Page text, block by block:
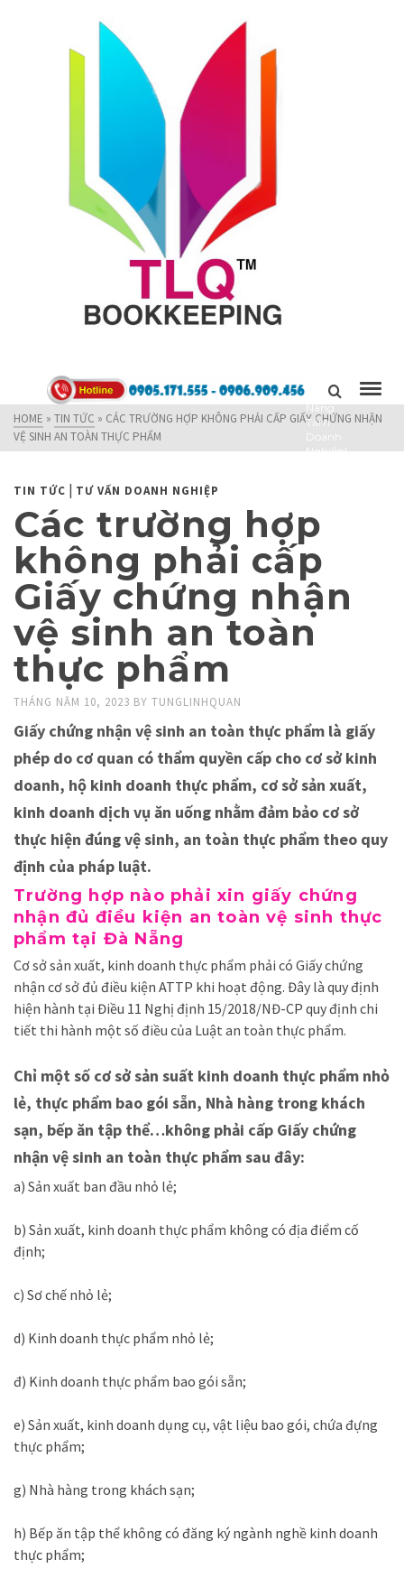
Kết Nối,
Nâng
Tầm
Doanh
Nghiệp!
HOME » TIN TỨC » CÁC TRƯỜNG HỢP KHÔNG PHẢI CẤP GIẤY CHỨNG NHẬN
VỆ SINH AN TOÀN THỰC PHẨM
TIN TỨC | TƯ VẤN DOANH NGHIỆP
Các trường hợp
không phải cấp
Giấy chứng nhận
vệ sinh an toàn
thực phẩm
THÁNG NĂM 10, 2023 BY TUNGLINHQUAN
Giấy chứng nhận vệ sinh an toàn thực phẩm là giấy
phép do cơ quan có thẩm quyền cấp cho cơ sở kinh
doanh, hộ kinh doanh thực phẩm, cơ sở sản xuất,
kinh doanh dịch vụ ăn uống nhằm đảm bảo cơ sở
thực hiện đúng vệ sinh, an toàn thực phẩm theo quy
định của pháp luật.
Trường hợp nào phải xin giấy chứng
nhận đủ điều kiện an toàn vệ sinh thực
phẩm tại Đà Nẵng
Cơ sở sản xuất, kinh doanh thực phẩm phải có Giấy chứng
nhận cơ sở đủ điều kiện ATTP khi hoạt động. Đây là quy định
hiện hành tại Điều 11 Nghị định 15/2018/NĐ-CP quy định chi
tiết thi hành một số điều của Luật an toàn thực phẩm.
Chỉ một số cơ sở sản suất kinh doanh thực phẩm nhỏ
lẻ, thực phẩm bao gói sẵn, Nhà hàng trong khách
sạn, bếp ăn tập thể…không phải cấp Giấy chứng
nhận vệ sinh an toàn thực phẩm sau đây:
a) Sản xuất ban đầu nhỏ lẻ;
b) Sản xuất, kinh doanh thực phẩm không có địa điểm cố
định;
c) Sơ chế nhỏ lẻ;
d) Kinh doanh thực phẩm nhỏ lẻ;
đ) Kinh doanh thực phẩm bao gói sẵn;
e) Sản xuất, kinh doanh dụng cụ, vật liệu bao gói, chứa đựng
thực phẩm;
g) Nhà hàng trong khách sạn;
h) Bếp ăn tập thể không có đăng ký ngành nghề kinh doanh
thực phẩm;